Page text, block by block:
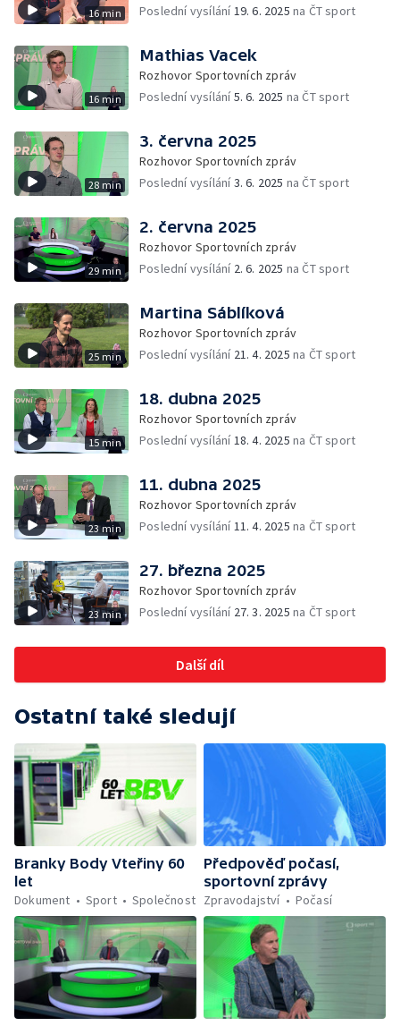
16 min
Poslední vysílání19. 6. 2025 na ČT sport
16 min
Mathias Vacek
Rozhovor Sportovních zpráv
Poslední vysílání5. 6. 2025 na ČT sport
28 min
3. června 2025
Rozhovor Sportovních zpráv
Poslední vysílání3. 6. 2025 na ČT sport
29 min
2. června 2025
Rozhovor Sportovních zpráv
Poslední vysílání 2. 6. 2025 na ČT sport
25 min
Martina Sáblíková
Rozhovor Sportovních zpráv
Poslední vysílání 21. 4. 2025 na ČT sport
15 min
18. dubna 2025
Rozhovor Sportovních zpráv
Poslední vysílání18. 4. 2025 na ČT sport
23 min
11. dubna 2025
Rozhovor Sportovních zpráv
Poslední vysílání11. 4. 2025 na ČT sport
23 min
27. března 2025
Rozhovor Sportovních zpráv
Poslední vysílání 27. 3. 2025 na ČT sport
Další díl
Ostatní také sledují
Branky Body Vteřiny 60
let
Dokument
Sport Společnost
Předpověď počasí,
sportovní zprávy
Zpravodajství
Počasí